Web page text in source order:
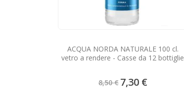
ACQUA NORDA NATURALE 100 cl.
vetro a rendere - Casse da 12 bottiglie
8,50 € Prezzo
speciale
7,30 €